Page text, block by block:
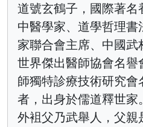
道號玄鶴子，國際著
中醫學家、道學哲理
家聯合會主席、中國武
世界傑出醫師協會名譽
師獨特診療技術研究會
者，出身於儒道釋世家
外袓父乃武舉人，父親